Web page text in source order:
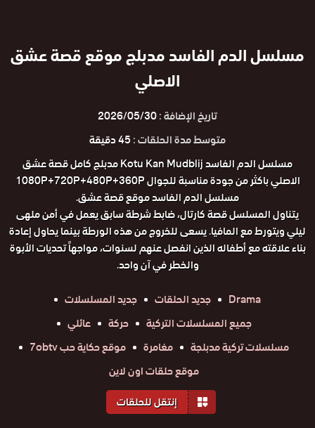
مسلسل الدم الفاسد مدبلج موقع قصة عشق
الاصلي
تاريخ الإضافة :2026/05/30
متوسط مدة الحلقات :45 دقيقة
مسلسل الدم الفاسد Kotu Kan Mudblij مدبلج كامل قصة عشق
الاصلي باكثر من جودة مناسبة للجوال 1080P+720P+480P+360P
مسلسل الدم الفاسد موقع قصة عشق.
يتناول المسلسل قصة كارتال، ضابط شرطة سابق يعمل في أمن ملهى
ليلي ويتورط مع المافيا. يسعى للخروج من هذه الورطة بينما يحاول إعادة
بناء علاقته مع أطفاله الذين انفصل عنهم لسنوات، مواجهاً تحديات الأبوة
والخطر في آن واحد.
Drama
جديد الحلقات
جديد المسلسلات
جميع المسلسلات التركية
حركة
عائلي
مسلسلات تركية مدبلجة
مغامرة
موقع حكاية حب 7obtv
موقع حلقات اون لاين
إنتقل للحلقات